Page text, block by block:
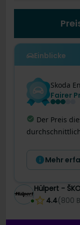
Einblicke
Skoda
Fairer
Hohe
Mehr
Hülpert -
4.4(800